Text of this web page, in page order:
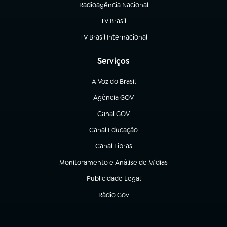
Radioagência Nacional
(abre em nova aba)
TV Brasil
(abre em nova aba)
TV Brasil Internacional
(abre em nova aba)
Serviços
A Voz do Brasil
(abre em nova aba)
Agência GOV
(abre em nova aba)
Canal GOV
(abre em nova aba)
Canal Educação
(abre em nova aba)
Canal Libras
(abre em nova aba)
Monitoramento e Análise de Mídias
(abre em nova aba)
Publicidade Legal
(abre em nova aba)
Rádio Gov
(abre em nova aba)